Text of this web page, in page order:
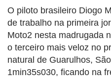
O piloto brasileiro Diogo
de trabalho na primeira
Moto2 nesta madrugada
o terceiro mais veloz no
natural de Guarulhos,
1min35s030, ficando na